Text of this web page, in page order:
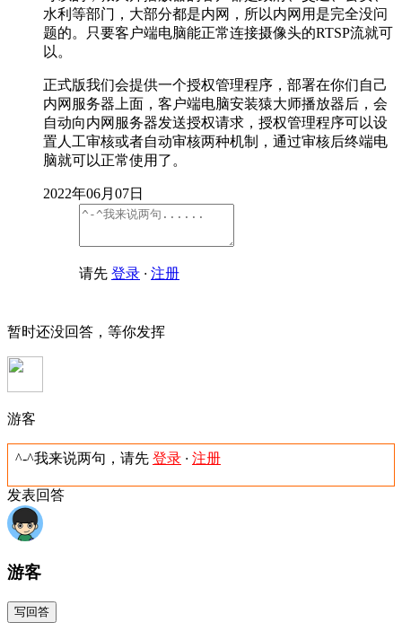
水利等部门，大部分都是内网，所以内网用是完全没问
题的。只要客户端电脑能正常连接摄像头的RTSP流就可
以。
正式版我们会提供一个授权管理程序，部署在你们自己
内网服务器上面，客户端电脑安装猿大师播放器后，会
自动向内网服务器发送授权请求，授权管理程序可以设
置人工审核或者自动审核两种机制，通过审核后终端电
脑就可以正常使用了。
2022年06月07日
请先 登录 · 注册
暂时还没回答，等你发挥
游客
^-^我来说两句，请先 登录 · 注册
发表回答
游客
写回答